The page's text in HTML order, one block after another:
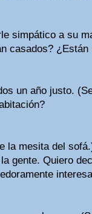
simpático a su
casados? ¿Están
un año justo.
la mesita del
gente. Quiero